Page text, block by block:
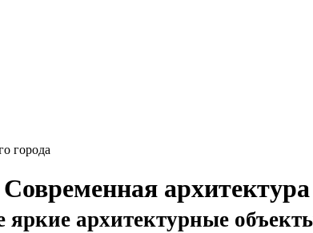
города
архитектура
архитектурные